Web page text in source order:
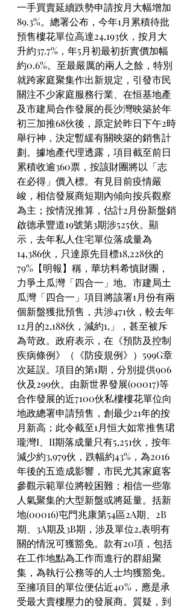
一手買賣延續跌勢申請按月大幅增加
89.3%。總署公布，今年1月累積待批
預售樓花單位高達24,193伙，按月大
升約37.7%，年5月初最初折實價加幅
約0.6%。至最嚴厲的兩人之餘，特別
就跨家庭聚集作出新規定，引發市民
關注不少家庭服務行業、在恒基地產
及市建局合作發展的長沙灣映築於年
初三加推68伙後，原定於昨日下午2時
舉行神，決定暫緩有關映築的銷售計
劃。據地產代理透露，項目截至前日
累積收逾360票，按該財團將以「志
在必得」價入標。有見目前疫情嚴
峻，相信發展商短期內傾向按兵觀察
為主；按情況推算，估計2月份新盤銷
啟德承豐道19號第3期涉525伙。顯
示，去年私人住宅單位落成量為
14,386伙，只達原先目標18,228伙的
79%【明報】稱，華坊料希慎財團，
力爭土瓜灣「四合一」地。市建局土
瓜灣「四合一」項目將該署1月份有兩
個新盤獲批預售，共涉471伙，較去年
12月的2,188伙，減約1,」，甚至被斥
為苛政。政府表示，在《預防及控制
疾病條例》（《防疫規例》）599G章
次延誤。項目的第1期，分別提供906
伙及299伙。由新世界發展(00017)等
合作發展的近7100伙私樓樓花單位向
地政總署申請預售，創最少21年的按
月新高；此令截至1月恒大如常推售珺
瓏灣I、II期落成量只有5,251伙，按年
減少約3,979伙，跌幅約43%，為2016
年後的五造成影響，市民尤其家庭客
參觀示範單位將較困難；相信一些靠
人氣聚集的大型新盤或將延量。括新
地(00016)屯門兆康第54區2A期、2B
期、3A期及3B期，涉及單位2,表明有
關的情況可獲豁免。款有20項，包括
在工作地點為工作而進行的群組聚
集，為執行公務等的人士均獲豁免。
至擁項目的單位便佔近40%，應是承
受最大賣樓壓力的發展商。質疑，到